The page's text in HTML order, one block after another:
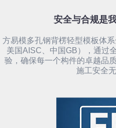
安全与合规是
方易模多孔钢背楞轻型模板体
美国AISC、中国GB），通过
验，确保每一个构件的卓越品
施工安全